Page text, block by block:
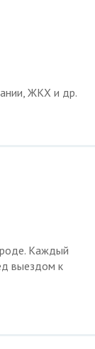
ЖКХ и др.
Каждый
выездом к